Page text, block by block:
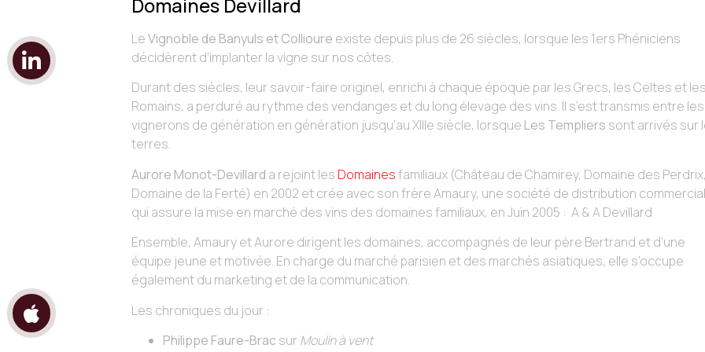
LeVignoble de Banyuls et Collioure existe depuis plus de 26 siècles, lorsque les 1ers Phéniciens
décidèrent d’implanter la vigne sur nos côtes.
Durant des siècles, leur savoir-faire originel, enrichi à chaque époque par les Grecs, les Celtes et les
Romains, a perduré au rythme des vendanges et du long élevage des vins. Il s’est transmis entre les
vignerons de génération en génération jusqu’au XIIIe siècle, lorsque Les Templiers sont arrivés sur
terres.
Aurore Monot-Devillard a rejoint les Domainesfamiliaux (Château de Chamirey, Domaine des Perdrix,
Domaine de la Ferté) en 2002 et crée avec son frère Amaury, une société de distribution
qui assure la mise en marché des vins des domaines familiaux, en Juin 2005 : A & A Devillard
Ensemble, Amaury et Aurore dirigent les domaines, accompagnés de leur père Bertrand et d’une
équipe jeune et motivée. En charge du marché parisien et des marchés asiatiques, elle s’occupe
également du marketing et de la communication.
Les chroniques du jour :
Philippe Faure-Brac sur Moulin à vent